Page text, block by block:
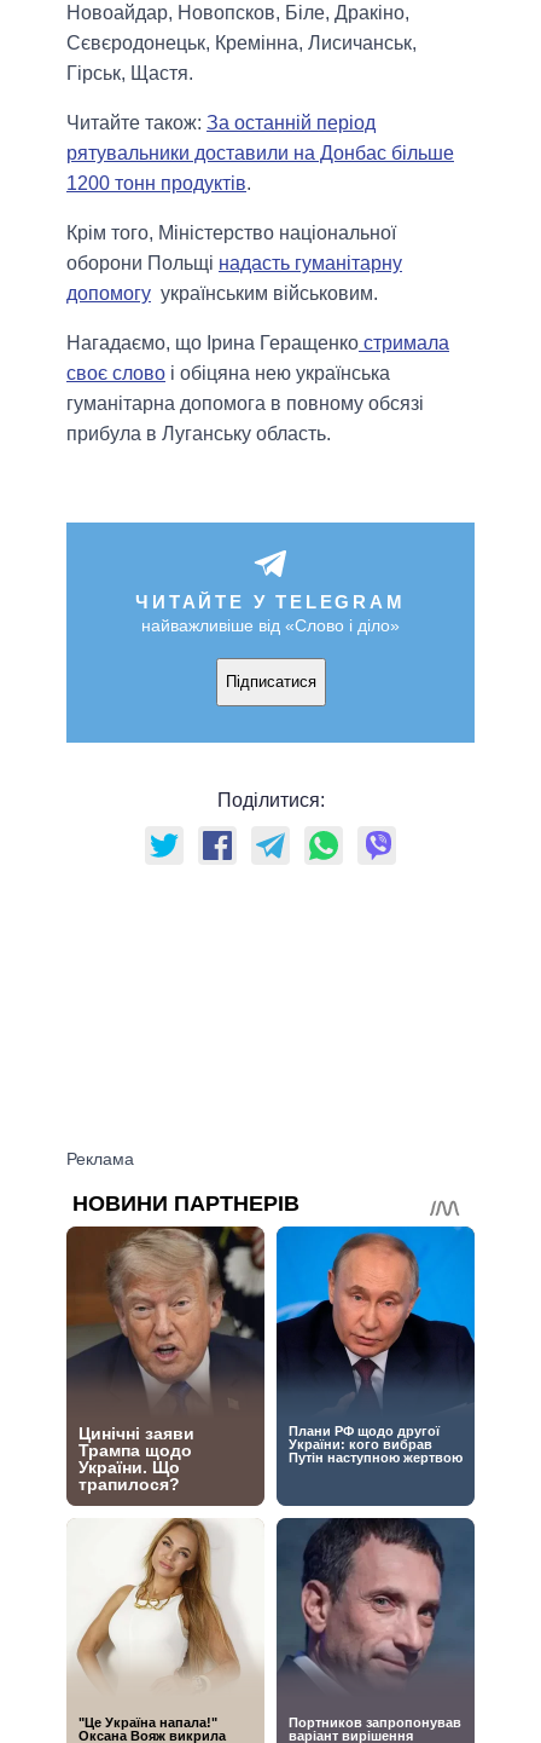
Новоайдар, Новопсков, Біле, Дракіно,
Сєвєродонецьк, Кремінна, Лисичанськ,
Гірськ, Щастя.
Читайте також: За останній період
рятувальники доставили на Донбас більше
1200 тонн продуктів.
Крім того, Міністерство національної
оборони Польщі надасть гуманітарну
допомогу українським військовим.
Нагадаємо, що Ірина Геращенко стримала
своє слово і обіцяна нею українська
гуманітарна допомога в повному обсязі
прибула в Луганську область.
ЧИТАЙТЕ У TELEGRAM
найважливіше від «Слово і діло»
Підписатися
Поділитися: